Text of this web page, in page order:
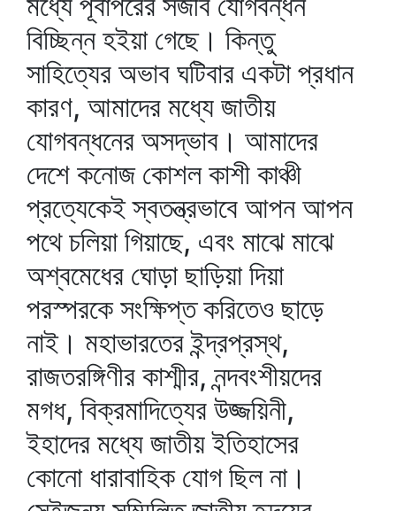
বিচ্ছিন্ন হইয়া গেছে। কিন্তু
সাহিত্যের অভাব ঘটিবার একটা প্রধান
কারণ, আমাদের মধ্যে জাতীয়
যোগবন্ধনের অসদ্ভাব। আমাদের
দেশে কনোজ কোশল কাশী কাঞ্চী
প্রত্যেকেই স্বতন্ত্রভাবে আপন আপন
পথে চলিয়া গিয়াছে, এবং মাঝে মাঝে
অশ্বমেধের ঘোড়া ছাড়িয়া দিয়া
পরস্পরকে সংক্ষিপ্ত করিতেও ছাড়ে
নাই। মহাভারতের ইন্দ্রপ্রস্থ,
রাজতরঙ্গিণীর কাশ্মীর, নন্দবংশীয়দের
মগধ, বিক্রমাদিত্যের উজ্জয়িনী,
ইহাদের মধ্যে জাতীয় ইতিহাসের
কোনো ধারাবাহিক যোগ ছিল না।